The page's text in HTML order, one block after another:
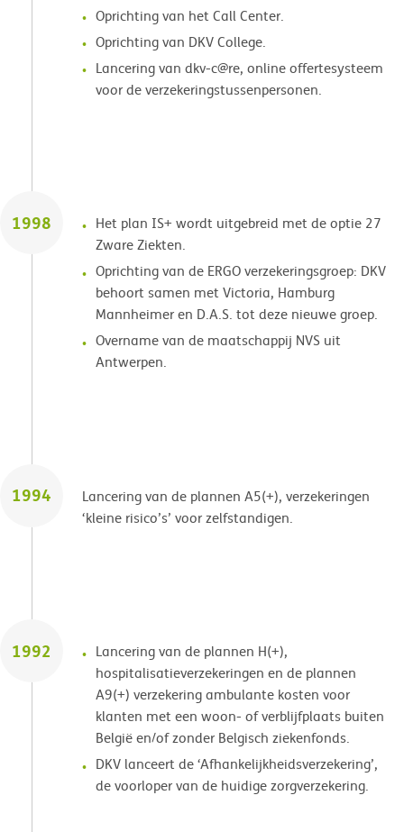
Oprichting van het Call Center.
Oprichting van DKV College.
Lancering van dkv-c@re, online offertesysteem
voor de verzekeringstussenpersonen.
1998
Het plan IS+ wordt uitgebreid met de optie 27
Zware Ziekten.
Oprichting van de ERGO verzekeringsgroep: DKV
behoort samen met Victoria, Hamburg
Mannheimer en D.A.S. tot deze nieuwe groep.
Overname van de maatschappij NVS uit
Antwerpen.
1994
Lancering van de plannen A5(+), verzekeringen
‘kleine risico’s’ voor zelfstandigen.
1992
Lancering van de plannen H(+),
hospitalisatieverzekeringen en de plannen
A9(+) verzekering ambulante kosten voor
klanten met een woon- of verblijfplaats buiten
België en/of zonder Belgisch ziekenfonds.
DKV lanceert de ‘Afhankelijkheidsverzekering’,
de voorloper van de huidige zorgverzekering.